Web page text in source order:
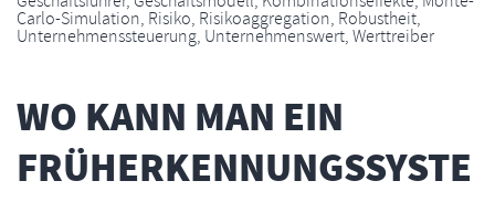
Carlo-Simulation, Risiko, Risikoaggregation, Robustheit,
Unternehmenssteuerung, Unternehmenswert,Werttreiber
WO KANN MAN EIN
FRÜHERKENNUNGSSYSTE